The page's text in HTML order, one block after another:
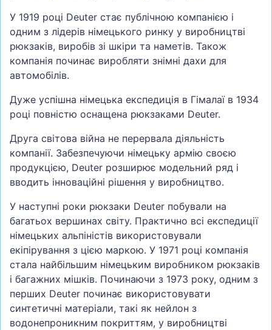
У 1919 році Deuter стає публічною компанією і
одним з лідерів німецького ринку у виробництві
рюкзаків, виробів зі шкіри та наметів. Також
компанія починає виробляти знімні дахи для
автомобілів.
Дуже успішна німецька експедиція в Гімалаї в 1934
році повністю оснащена рюкзаками Deuter.
Друга світова війна не перервала діяльність
компанії. Забезпечуючи німецьку армію своєю
продукцією, Deuter розширює модельний ряд і
вводить інноваційні рішення у виробництво.
У наступні роки рюкзаки Deuter побували на
багатьох вершинах світу. Практично всі експедиції
німецьких альпіністів використовували
екіпірування з цією маркою. У 1971 році компанія
стала найбільшим німецьким виробником рюкзаків
і багажних мішків. Починаючи з 1973 року, одним з
перших Deuter починає використовувати
синтетичні матеріали, такі як нейлон з
водонепроникним покриттям, у виробництві